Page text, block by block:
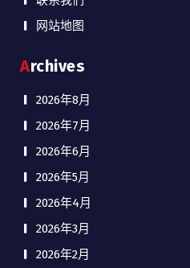
网站地图
Archives
2026年8月
2026年7月
2026年6月
2026年5月
2026年4月
2026年3月
2026年2月